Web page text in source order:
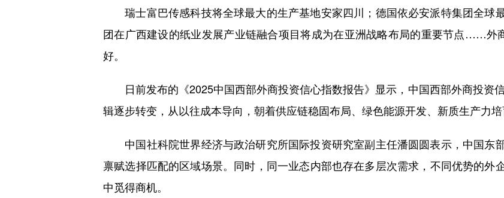
瑞士富巴传感科技将全球最大的生产基地安家四川；德国依必安派特集团全球
团在广西建设的纸业发展产业链融合项目将成为在亚洲战略布局的重要节点……外
好。
日前发布的《2025中国西部外商投资信心指数报告》显示，中国西部外商投资
辑逐步转变，从以往成本导向，朝着供应链稳固布局、绿色能源开发、新质生产力培
中国社科院世界经济与政治研究所国际投资研究室副主任潘圆圆表示，中国东
禀赋选择匹配的区域场景。同时，同一业态内部也存在多层次需求，不同优势的外
中觅得商机。